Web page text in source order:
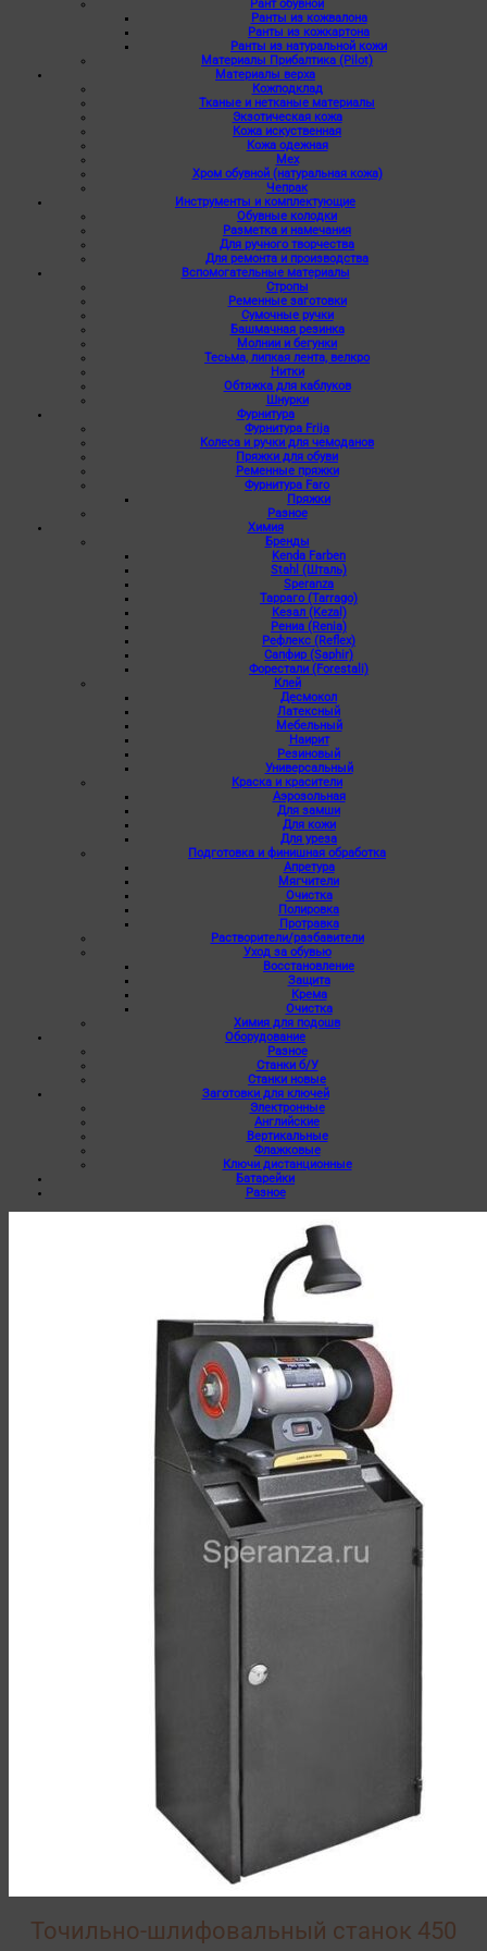
Рант обувной
Ранты из кожвалона
Ранты из кожкартона
Ранты из натуральной кожи
Материалы Прибалтика (Pilot)
Материалы верха
Кожподклад
Тканые и нетканые материалы
Экзотическая кожа
Кожа искуственная
Кожа одежная
Мех
Хром обувной (натуральная кожа)
Чепрак
Инструменты и комплектующие
Обувные колодки
Разметка и намечания
Для ручного творчества
Для ремонта и производства
Вспомогательные материалы
Стропы
Ременные заготовки
Сумочные ручки
Башмачная резинка
Молнии и бегунки
Тесьма, липкая лента, велкро
Нитки
Обтяжка для каблуков
Шнурки
Фурнитура
Фурнитура Frija
Колеса и ручки для чемоданов
Пряжки для обуви
Ременные пряжки
Фурнитура Faro
Пряжки
Разное
Химия
Бренды
Kenda Farben
Stahl (Шталь)
Speranza
Тарраго (Tarrago)
Кезал (Kezal)
Рениа (Renia)
Рефлекс (Reflex)
Сапфир (Saphir)
Форестали (Forestali)
Клей
Десмокол
Латексный
Мебельный
Наирит
Резиновый
Универсальный
Краска и красители
Аэрозольная
Для замши
Для кожи
Для уреза
Подготовка и финишная обработка
Апретура
Мягчители
Очистка
Полировка
Протравка
Растворители/разбавители
Уход за обувью
Восстановление
Защита
Крема
Очистка
Химия для подошв
Оборудование
Разное
Станки б/У
Станки новые
Заготовки для ключей
Электронные
Английские
Вертикальные
Флажковые
Ключи дистанционные
Батарейки
Разное
Точильно-шлифовальный станок 450